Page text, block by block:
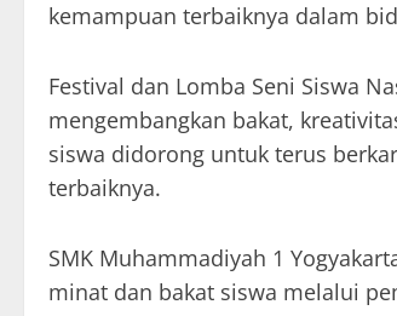
kemampuan terbaiknya dalam
Festival dan Lomba Seni Siswa
mengembangkan bakat,
siswa didorong untuk terus
terbaiknya.
SMK Muhammadiyah 1
minat dan bakat siswa melalui